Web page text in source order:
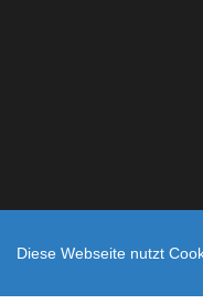
Diese Webseite nutzt